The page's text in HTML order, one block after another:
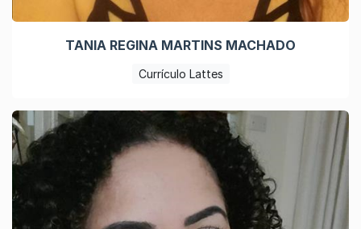
TANIA REGINA MARTINS MACHADO
Currículo Lattes